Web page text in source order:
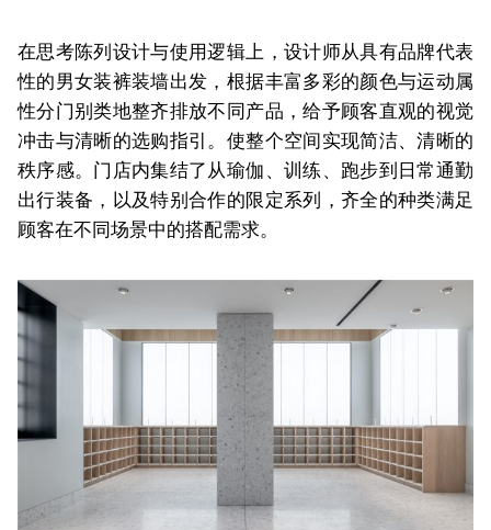
在思考陈列设计与使用逻辑上，设计师从具有品牌代表
性的男女装裤装墙出发，根据丰富多彩的颜色与运动属
性分门别类地整齐排放不同产品，给予顾客直观的视觉
冲击与清晰的选购指引。使整个空间实现简洁、清晰的
秩序感。门店内集结了从瑜伽、训练、跑步到日常通勤
出行装备，以及特别合作的限定系列，齐全的种类满足
顾客在不同场景中的搭配需求。